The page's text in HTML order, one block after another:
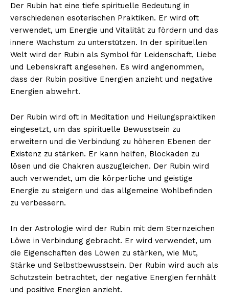
Der Rubin hat eine tiefe spirituelle Bedeutung in
verschiedenen esoterischen Praktiken. Er wird oft
verwendet, um Energie und Vitalität zu fördern und das
innere Wachstum zu unterstützen. In der spirituellen
Welt wird der Rubin als Symbol für Leidenschaft, Liebe
und Lebenskraft angesehen. Es wird angenommen,
dass der Rubin positive Energien anzieht und negative
Energien abwehrt.
Der Rubin wird oft in Meditation und Heilungspraktiken
eingesetzt, um das spirituelle Bewusstsein zu
erweitern und die Verbindung zu höheren Ebenen der
Existenz zu stärken. Er kann helfen, Blockaden zu
lösen und die Chakren auszugleichen. Der Rubin wird
auch verwendet, um die körperliche und geistige
Energie zu steigern und das allgemeine Wohlbefinden
zu verbessern.
In der Astrologie wird der Rubin mit dem Sternzeichen
Löwe in Verbindung gebracht. Er wird verwendet, um
die Eigenschaften des Löwen zu stärken, wie Mut,
Stärke und Selbstbewusstsein. Der Rubin wird auch als
Schutzstein betrachtet, der negative Energien fernhält
und positive Energien anzieht.